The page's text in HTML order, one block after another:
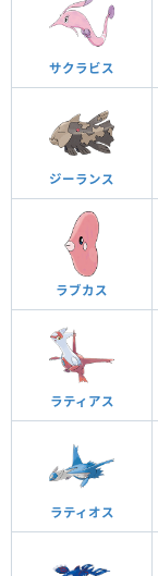
サクラビス
ジーランス
ラブカス
ラティアス
ラティオス